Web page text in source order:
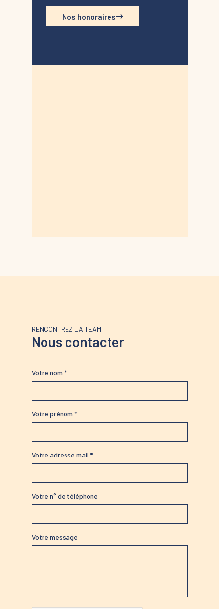
Nous contacter
RENCONTREZ LA TEAM
Votre nom *
Votre prénom *
Votre adresse mail *
Votre n° de téléphone
Votre message
Nos honoraires